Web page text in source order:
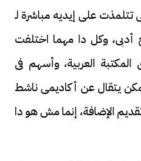
تتلمذت على إيديه مباشرة لـ
أدبى، وكل دا مهما اختلفت
العربية، وأسهم فى
يتقال عن أكاديمى ناشط
الإضافة، إنما مش هو دا